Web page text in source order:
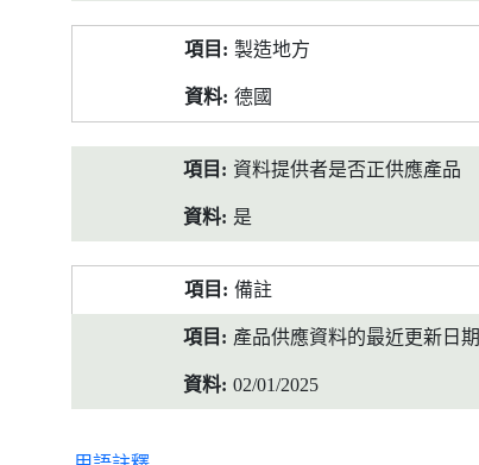
製造地方
德國
資料提供者是否正供應產品
是
備註
產品供應資料的最近更新日期
02/01/2025